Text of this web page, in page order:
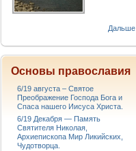
Дальше
Основы православия
6/19 августа – Святое
Преображение Господа Бога и
Спаса нашего Иисуса Христа.
6/19 Декабря — Память
Святителя Николая,
Архиепископа Мир Ликийских,
Чудотворца.